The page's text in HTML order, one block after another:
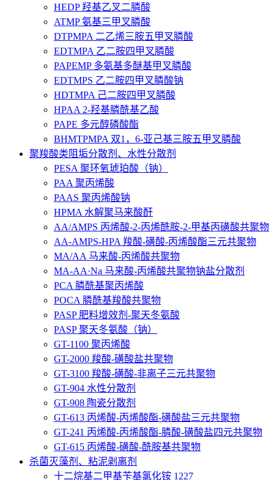
HEDP 羟基乙叉二膦酸
ATMP 氨基三甲叉膦酸
DTPMPA 二乙烯三胺五甲叉膦酸
EDTMPA 乙二胺四甲叉膦酸
PAPEMP 多氨基多醚基甲叉膦酸
EDTMPS 乙二胺四甲叉膦酸钠
HDTMPA 己二胺四甲叉膦酸
HPAA 2-羟基膦酰基乙酸
PAPE 多元醇磷酸酯
BHMTPMPA 双1，6-亚己基三胺五甲叉膦酸
聚羧酸类阻垢分散剂、水性分散剂
PESA 聚环氧琥珀酸（钠）
PAA 聚丙烯酸
PAAS 聚丙烯酸钠
HPMA 水解聚马来酸酐
AA/AMPS 丙烯酸-2-丙烯酰胺-2-甲基丙磺酸共聚物
AA-AMPS-HPA 羧酸-磺酸-丙烯酸酯三元共聚物
MA/AA 马来酸-丙烯酸共聚物
MA-AA·Na 马来酸-丙烯酸共聚物钠盐分散剂
PCA 膦酰基聚丙烯酸
POCA 膦酰基羧酸共聚物
PASP 肥料增效剂-聚天冬氨酸
PASP 聚天冬氨酸（钠）
GT-1100 聚丙烯酸
GT-2000 羧酸-磺酸盐共聚物
GT-3100 羧酸-磺酸-非离子三元共聚物
GT-904 水性分散剂
GT-908 陶瓷分散剂
GT-613 丙烯酸-丙烯酸酯-磺酸盐三元共聚物
GT-241 丙烯酸-丙烯酸酯-膦酸-磺酸盐四元共聚物
GT-615 丙烯酸-磺酸-酰胺基共聚物
杀菌灭藻剂、粘泥剥离剂
十二烷基二甲基苄基氯化铵 1227